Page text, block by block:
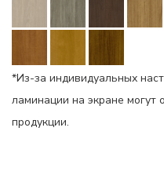
*Из-за индивидуальных
ламинации на экране могут
продукции.